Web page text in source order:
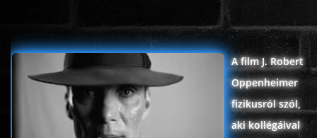
ÉLŐ ADÁSOK (LIVE)
SOROZAT
KARÁCSONYI FILMEK
A film J. Robert
Oppenheimer
fizikusról szól,
aki kollégáival